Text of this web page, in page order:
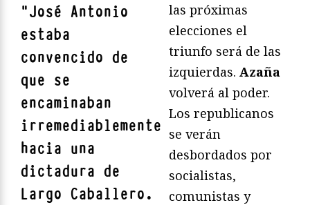
"José Antonio
estaba
convencido de
que se
encaminaban
irremediablemente
hacia una
dictadura de
Largo Caballero.
las próximas
elecciones el
triunfo será de las
izquierdas. Azaña
volverá al poder.
Los republicanos
se verán
desbordados por
socialistas,
comunistas y